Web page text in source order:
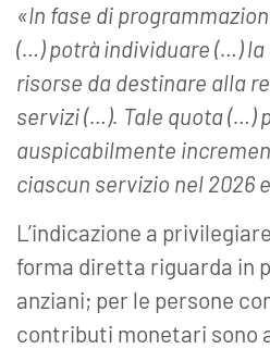
«In fase di
(…) potrà individuare (…)
risorse da destinare alla
servizi (…). Tale quota (…)
auspicabilmente
ciascun servizio nel 2026
L’indicazione a
forma diretta riguarda in
anziani; per le persone
contributi monetari sono